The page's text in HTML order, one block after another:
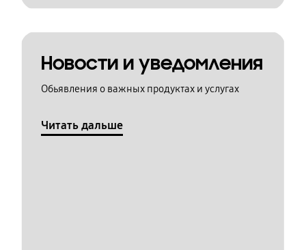
Новости и уведомления
Обьявления о важных продуктах и услугах
Читать дальше